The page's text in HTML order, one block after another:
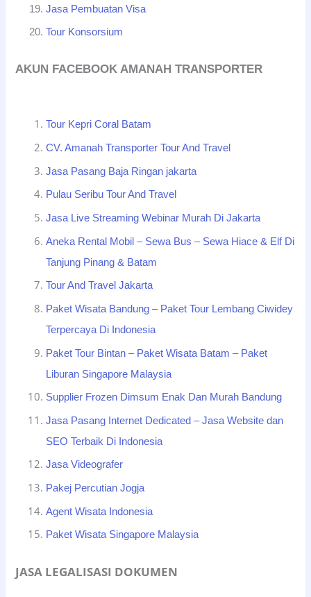
Jasa Pembuatan Visa
Tour Konsorsium
AKUN FACEBOOK AMANAH TRANSPORTER
Tour Kepri Coral Batam
CV. Amanah Transporter Tour And Travel
Jasa Pasang Baja Ringan jakarta
Pulau Seribu Tour And Travel
Jasa Live Streaming Webinar Murah Di Jakarta
Aneka Rental Mobil – Sewa Bus – Sewa Hiace & Elf Di
Tanjung Pinang & Batam
Tour And Travel Jakarta
Paket Wisata Bandung – Paket Tour Lembang Ciwidey
Terpercaya Di Indonesia
Paket Tour Bintan – Paket Wisata Batam – Paket
Liburan Singapore Malaysia
Supplier Frozen Dimsum Enak Dan Murah Bandung
Jasa Pasang Internet Dedicated – Jasa Website dan
SEO Terbaik Di Indonesia
Jasa Videografer
Pakej Percutian Jogja
Agent Wisata Indonesia
Paket Wisata Singapore Malaysia
JASA LEGALISASI DOKUMEN